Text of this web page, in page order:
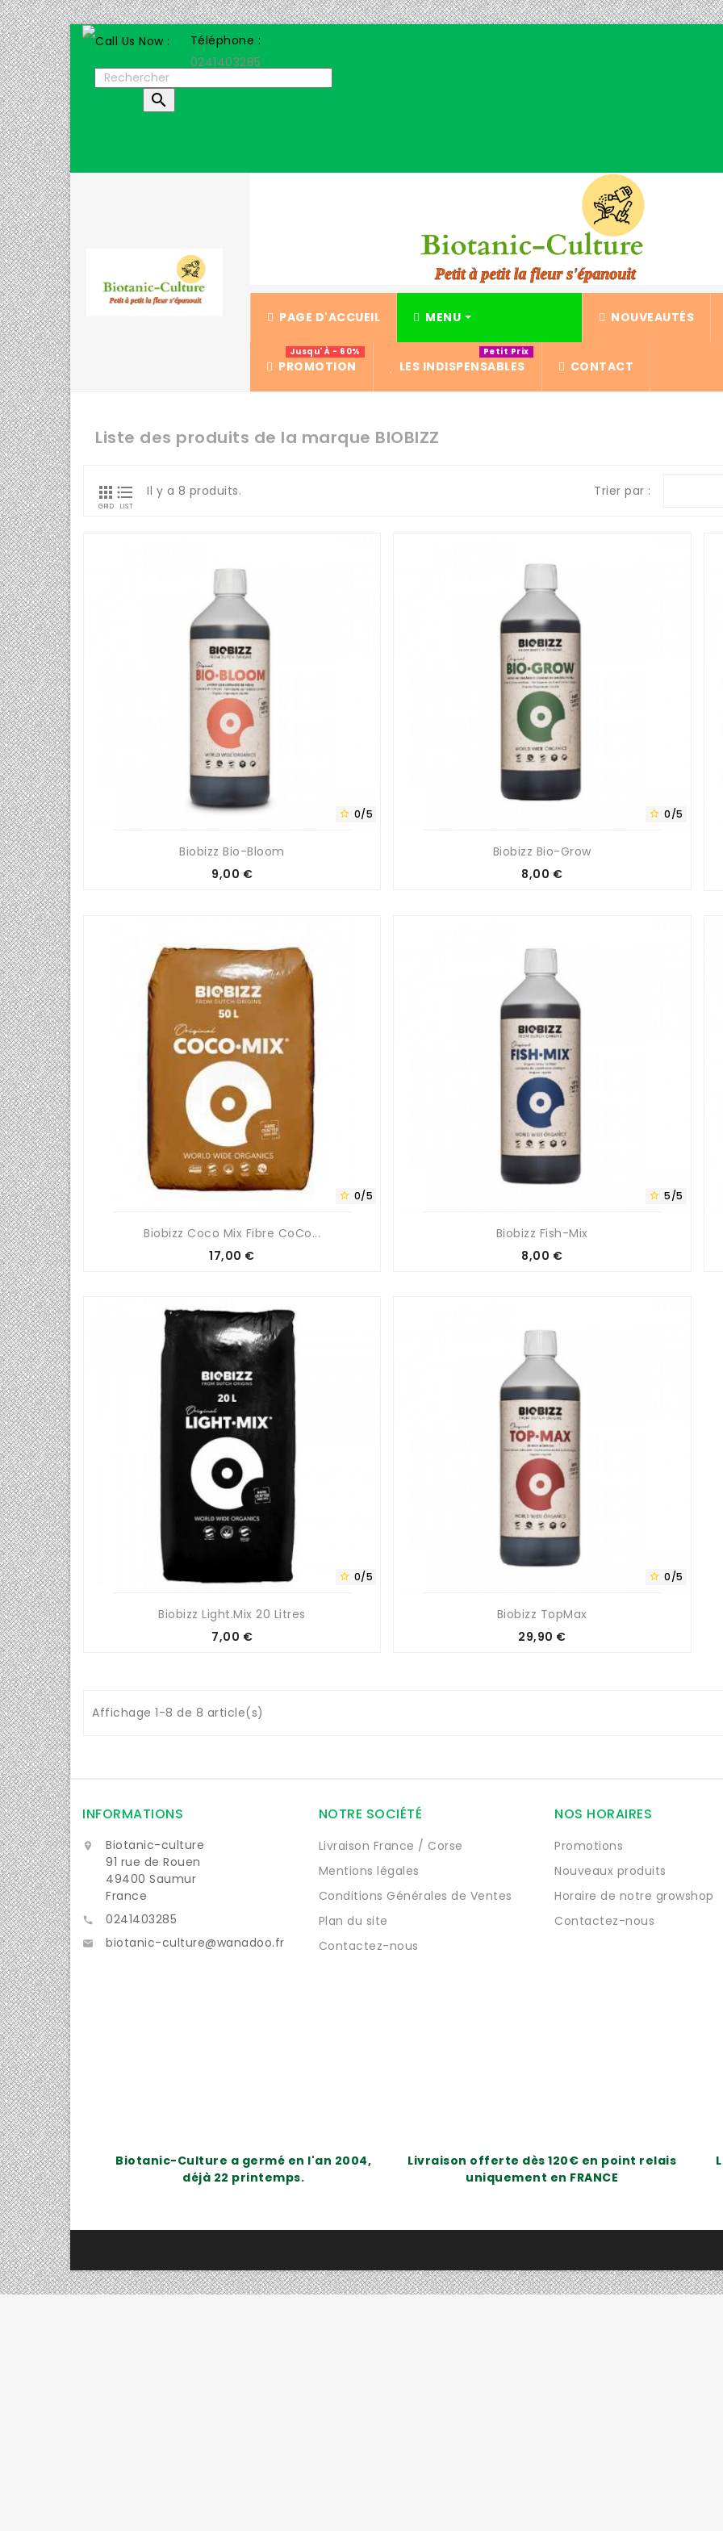
Téléphone :
0241403285

PAGE D'ACCUEIL MENU NOUVEAUTÉS
PROMOTION
Jusqu' À - 60%
LES INDISPENSABLES
Petit Prix
CONTACT
Liste des produits de la marque BIOBIZZ

GRID

LIST
Il y a 8 produits. Trier par :
 0/5
Biobizz Bio-Bloom
Prix
9,00 €
 0/5
Biobizz Bio-Grow
Prix
8,00 €
 0/5
Biobizz Coco Mix Fibre CoCo...
Prix
17,00 €
 5/5
Biobizz Fish-Mix
Prix
8,00 €
 0/5
Biobizz Light.Mix 20 Litres
Prix
7,00 €
 0/5
Biobizz TopMax
Prix
29,90 €
Affichage 1-8 de 8 article(s)
INFORMATIONS

Biotanic-culture
91 rue de Rouen
49400 Saumur
France
 0241403285
 biotanic-culture@wanadoo.fr
NOTRE SOCIÉTÉ
Livraison France / Corse
Mentions légales
Conditions Générales de Ventes
Plan du site
Contactez-nous
NOS HORAIRES
Promotions
Nouveaux produits
Horaire de notre growshop
Contactez-nous
Biotanic-Culture a germé en l'an 2004,
déjà 22 printemps.
Livraison offerte dès 120€ en point relais
uniquement en FRANCE